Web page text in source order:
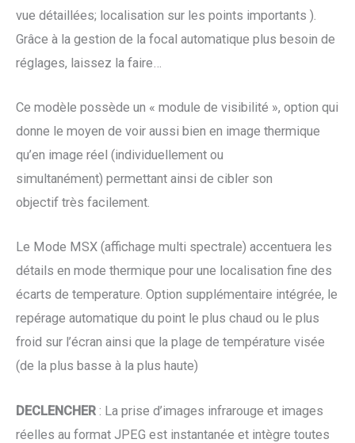
vue détaillées; localisation sur les points importants ).
Grâce à la gestion de la focal automatique plus besoin de
réglages, laissez la faire…
Ce modèle possède un « module de visibilité », option qui
donne le moyen de voir aussi bien en image thermique
qu’en image réel (individuellement ou
simultanément) permettant ainsi de cibler son
objectif très facilement.
Le Mode MSX (affichage multi spectrale) accentuera les
détails en mode thermique pour une localisation fine des
écarts de temperature. Option supplémentaire intégrée, le
repérage automatique du point le plus chaud ou le plus
froid sur l’écran ainsi que la plage de température visée
(de la plus basse à la plus haute)
DECLENCHER : La prise d’images infrarouge et images
réelles au format JPEG est instantanée et intègre toutes